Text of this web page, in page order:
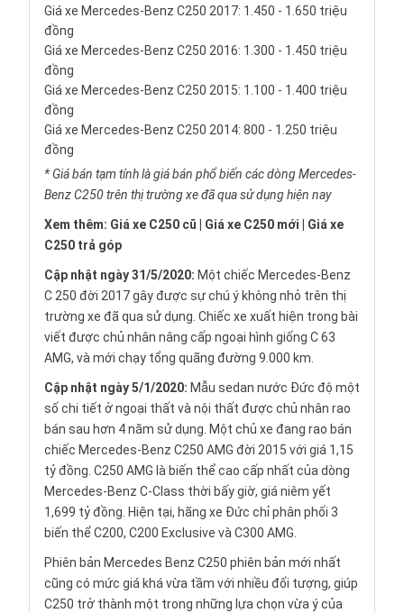
Giá xe Mercedes-Benz C250 2017: 1.450 - 1.650 triệu
đồng
Giá xe Mercedes-Benz C250 2016: 1.300 - 1.450 triệu
đồng
Giá xe Mercedes-Benz C250 2015: 1.100 - 1.400 triệu
đồng
Giá xe Mercedes-Benz C250 2014: 800 - 1.250 triệu
đồng
* Giá bán tạm tính là giá bán phổ biến các dòng Mercedes-
Benz C250 trên thị trường xe đã qua sử dụng hiện nay
Xem thêm: Giá xe C250 cũ Giá xe C250 mới
Giá xe
C250 trả góp
Cập nhật ngày 31/5/2020: Một chiếc Mercedes-Benz
C 250 đời 2017 gây được sự chú ý không nhỏ trên thị
trường xe đã qua sử dụng. Chiếc xe xuất hiện trong bài
viết được chủ nhân nâng cấp ngoại hình giống C 63
AMG, và mới chạy tổng quãng đường 9.000 km.
Cập nhật ngày 5/1/2020: Mẫu sedan nước Đức độ một
số chi tiết ở ngoại thất và nội thất được chủ nhân rao
bán sau hơn 4 năm sử dụng. Một chủ xe đang rao bán
chiếc Mercedes-Benz C250 AMG đời 2015 với giá 1,15
tỷ đồng. C250 AMG là biến thể cao cấp nhất của dòng
Mercedes-Benz C-Class thời bấy giờ, giá niêm yết
1,699 tỷ đồng. Hiện tại, hãng xe Đức chỉ phân phối 3
biến thể C200, C200 Exclusive và C300 AMG.
Phiên bản Mercedes Benz C250 phiên bản mới nhất
cũng có mức giá khá vừa tầm với nhiều đối tượng, giúp
C250 trở thành một trong những lựa chọn vừa ý của